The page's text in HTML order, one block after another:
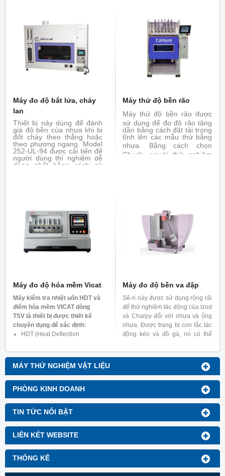
MÁY THỬ NGHIỆM VẬT LIỆU
PHÒNG KINH DOANH
TIN TỨC NỔI BẬT
LIÊN KẾT WEBSITE
THỐNG KÊ
sánh để đánh giá về đặc
tính chịu nhiệt. Đáp ứng các
tiêu chuẩn : ASTM D865,
JIS - K6257, ISO 188
Máy đo độ bắt lửa, cháy
lan
Thiết bị này dùng để đánh
giá độ bền của nhựa khi bị
đốt cháy theo thẳng hoặc
theo phương ngang. Model
252-UL-94 được cải tiến để
người dùng thí nghiệm dễ
dàng nhất bằng cách sử
dõi điều kiện của mẫu thử
trong khi vẫn điều khiển
burner để điều chỉnh
khoảng cách giữa ngọn lửa
mà mẫu thử. Với việc thêm
vào các đồ gá, 252-UL-94
Máy thử độ bền rão
Máy thử độ bền rão được
sử dụng để đo độ rão tăng
dần bằng cách đặt tải trọng
tĩnh lên các mẫu thử bằng
nhựa.
Bằng cách chọn
Chuck, người thử nghiệm
và thử nghiệm xung nhiệt.
Máy đo độ hóa mềm Vicat
Máy kiểm tra nhiệt uốn HDT và
điểm hóa mềm VICAT dòng
TSV là thiết bị được thiết kế
chuyên dụng để xác định:
HDT (Heat Deflection
dạng dưới tải của nhựa nhiệt
dẻo.
VST (Vicat Softening
Temperature) – Nhiệt độ hóa
mềm Vicat của vật liệu nhựa
Máy đo độ bền va đập
Sê-ri này được sử dụng rộng rãi
để thử nghiệm tác động của Izod
và Charpy đối với nhựa và ống
nhựa. Được trang bị con lắc tác
động kéo và đồ gá, nó có thể
màng và tấm nhựa.